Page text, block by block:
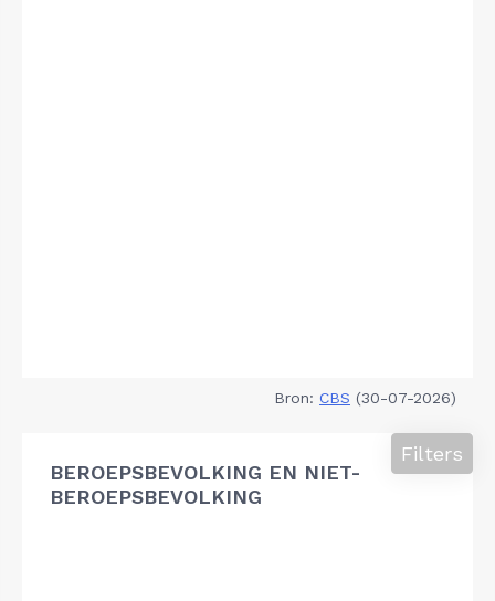
Bron: CBS (30-07-2026)
BEROEPSBEVOLKING EN NIET-
BEROEPSBEVOLKING
Filters